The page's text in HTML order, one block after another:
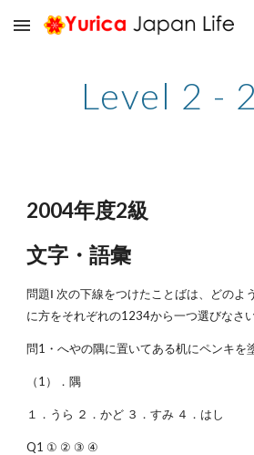
Skip to main content
Level 2 -
2004年度2級
文字・語彙
問題Ⅰ 次の下線をつけたことばは、どのよ
に方をそれぞれの1234から一つ選びなさい
問1・へやの隅に置いてある机にペンキを
（1）．隅
１．うら ２．かど ３．すみ ４．はし
Q1 ① ② ③ ④